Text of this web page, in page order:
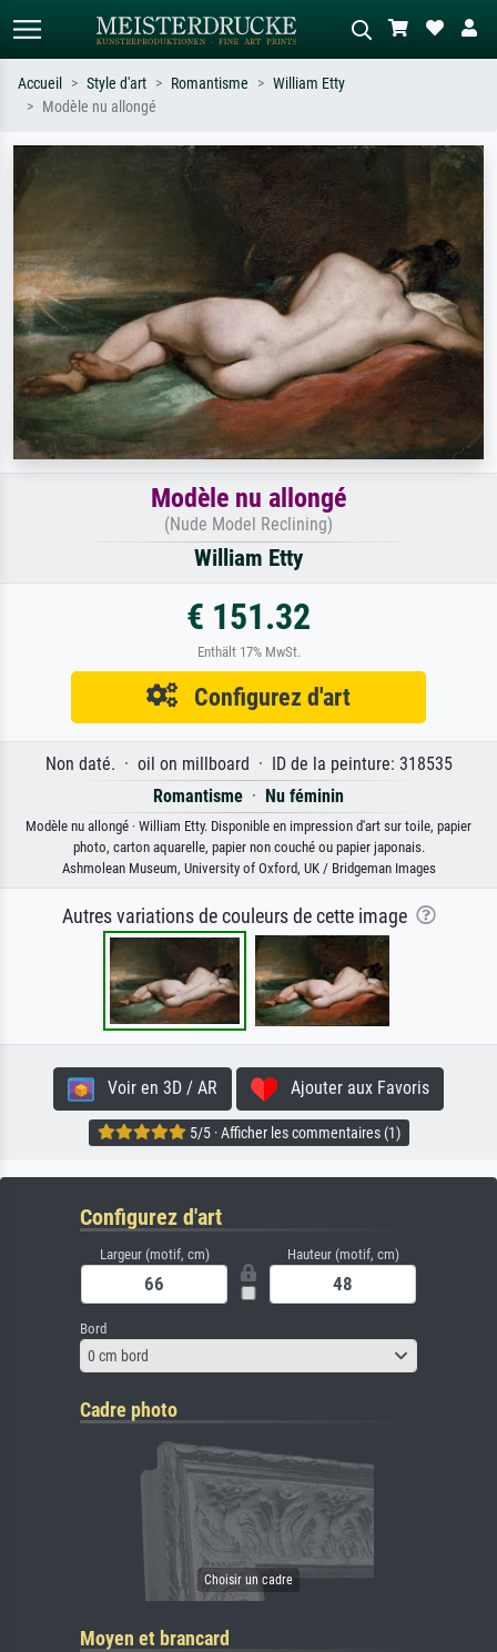
Recherchez par artiste, titre ou style –
Décrivez la scène – ex. prairie verte,
tableau sombre, nu debout près d'un
Accueil Style d'art Romantisme
William Etty
Modèle nu allongé
Modèle nu allongé
(Nude Model Reclining)
William Etty
€ 151.32
Enthält 17% MwSt.
Configurez d'art
Non daté. · oil on millboard · ID de la peinture: 318535
Romantisme · Nu féminin
Modèle nu allongé · William Etty. Disponible en impression d'art sur toile, papier
photo, carton aquarelle, papier non couché ou papier japonais.
Ashmolean Museum, University of Oxford, UK / Bridgeman Images
Autres variations de couleurs de cette image
Voir en 3D / AR Ajouter aux Favoris
5/5 · Afficher les commentaires (1)
Configurez d'art
Largeur (motif, cm) Hauteur (motif, cm)
Bord
0 cm bord
Cadre photo
Moyen et brancard